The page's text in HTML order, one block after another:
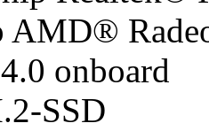
AMD®
onboard
SSD